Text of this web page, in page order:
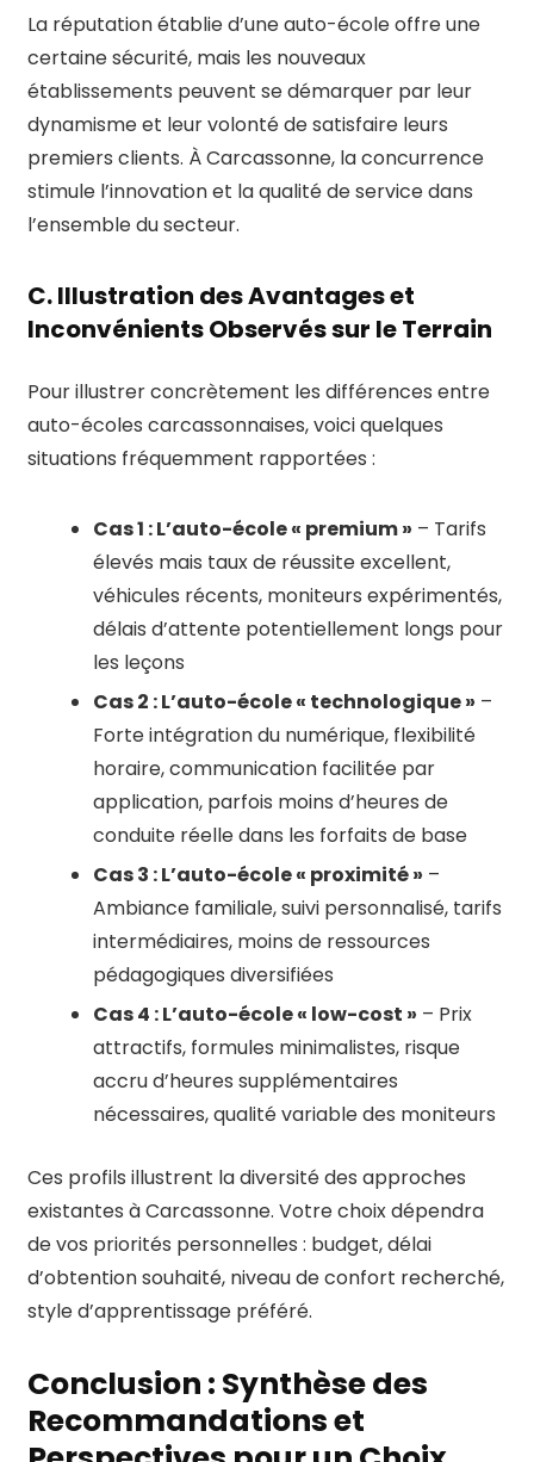
La réputation établie d’une auto-école offre une
certaine sécurité, mais les nouveaux
établissements peuvent se démarquer par leur
dynamisme et leur volonté de satisfaire leurs
premiers clients. À Carcassonne, la concurrence
stimule l’innovation et la qualité de service dans
l’ensemble du secteur.
C. Illustration des Avantages et
Inconvénients Observés sur le Terrain
Pour illustrer concrètement les différences entre
auto-écoles carcassonnaises, voici quelques
situations fréquemment rapportées :
Cas 1 : L’auto-école « premium » – Tarifs
élevés mais taux de réussite excellent,
véhicules récents, moniteurs expérimentés,
délais d’attente potentiellement longs pour
les leçons
Cas 2 : L’auto-école « technologique » –
Forte intégration du numérique, flexibilité
horaire, communication facilitée par
application, parfois moins d’heures de
conduite réelle dans les forfaits de base
Cas 3 : L’auto-école « proximité » –
Ambiance familiale, suivi personnalisé, tarifs
intermédiaires, moins de ressources
pédagogiques diversifiées
Cas 4 : L’auto-école « low-cost » – Prix
attractifs, formules minimalistes, risque
accru d’heures supplémentaires
nécessaires, qualité variable des moniteurs
Ces profils illustrent la diversité des approches
existantes à Carcassonne. Votre choix dépendra
de vos priorités personnelles : budget, délai
d’obtention souhaité, niveau de confort recherché,
style d’apprentissage préféré.
Conclusion : Synthèse des
Recommandations et